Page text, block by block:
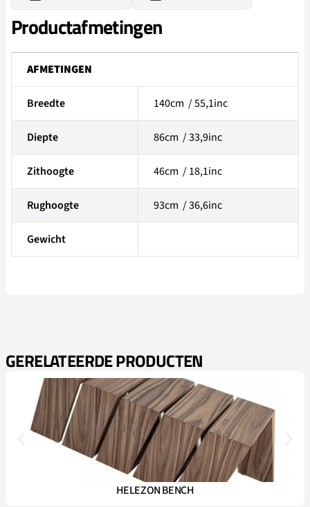
Productafmetingen
AFMETINGEN
Breedte 140cm / 55,1inc
Diepte 86cm / 33,9inc
Zithoogte 46cm / 18,1inc
Rughoogte 93cm / 36,6inc
Gewicht
GERELATEERDE PRODUCTEN
HELEZON BENCH